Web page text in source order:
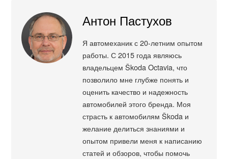
Антон Пастухов
Я автомеханик с 20-летним опытом
работы. С 2015 года являюсь
владельцем Škoda Octavia, что
позволило мне глубже понять и
оценить качество и надежность
автомобилей этого бренда. Моя
страсть к автомобилям Škoda и
желание делиться знаниями и
опытом привели меня к написанию
статей и обзоров, чтобы помочь